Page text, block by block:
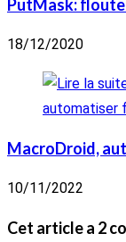
PutMask:
18/12/2020
MacroDroid,
10/11/2022
Cet article a 2